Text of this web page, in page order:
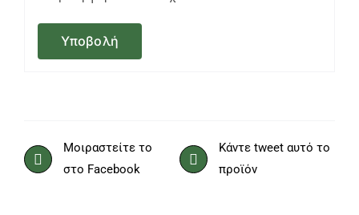
Μοιραστείτε το
στο Facebook
Κάντε tweet αυτό το
προϊόν